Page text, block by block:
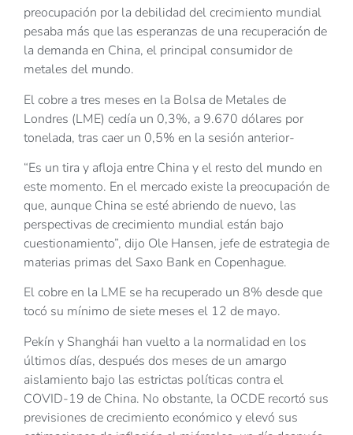
preocupación por la debilidad del crecimiento mundial
pesaba más que las esperanzas de una recuperación de
la demanda en China, el principal consumidor de
metales del mundo.
El cobre a tres meses en la Bolsa de Metales de
Londres (LME) cedía un 0,3%, a 9.670 dólares por
tonelada, tras caer un 0,5% en la sesión anterior-
“Es un tira y afloja entre China y el resto del mundo en
este momento. En el mercado existe la preocupación de
que, aunque China se esté abriendo de nuevo, las
perspectivas de crecimiento mundial están bajo
cuestionamiento”, dijo Ole Hansen, jefe de estrategia de
materias primas del Saxo Bank en Copenhague.
El cobre en la LME se ha recuperado un 8% desde que
tocó su mínimo de siete meses el 12 de mayo.
Pekín y Shanghái han vuelto a la normalidad en los
últimos días, después dos meses de un amargo
aislamiento bajo las estrictas políticas contra el
COVID-19 de China. No obstante, la OCDE recortó sus
previsiones de crecimiento económico y elevó sus